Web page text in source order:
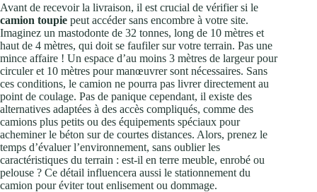
Avant de recevoir la livraison, il est crucial de vérifier si le
camion toupie peut accéder sans encombre à votre site.
Imaginez un mastodonte de 32 tonnes, long de 10 mètres et
haut de 4 mètres, qui doit se faufiler sur votre terrain. Pas une
mince affaire ! Un espace d’au moins 3 mètres de largeur pour
circuler et 10 mètres pour manœuvrer sont nécessaires. Sans
ces conditions, le camion ne pourra pas livrer directement au
point de coulage. Pas de panique cependant, il existe des
alternatives adaptées à des accès compliqués, comme des
camions plus petits ou des équipements spéciaux pour
acheminer le béton sur de courtes distances. Alors, prenez le
temps d’évaluer l’environnement, sans oublier les
caractéristiques du terrain : est-il en terre meuble, enrobé ou
pelouse ? Ce détail influencera aussi le stationnement du
camion pour éviter tout enlisement ou dommage.